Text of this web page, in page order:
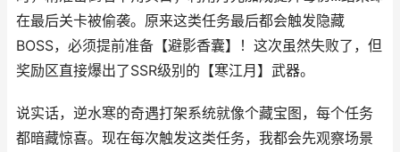
在最后关卡被偷袭。原来这类任务最后都会触发隐藏
BOSS，必须提前准备【避影香囊】！这次虽然失败了，但
奖励区直接爆出了SSR级别的【寒江月】武器。
说实话，逆水寒的奇遇打架系统就像个藏宝图，每个任务
都暗藏惊喜。现在每次触发这类任务，我都会先观察场景